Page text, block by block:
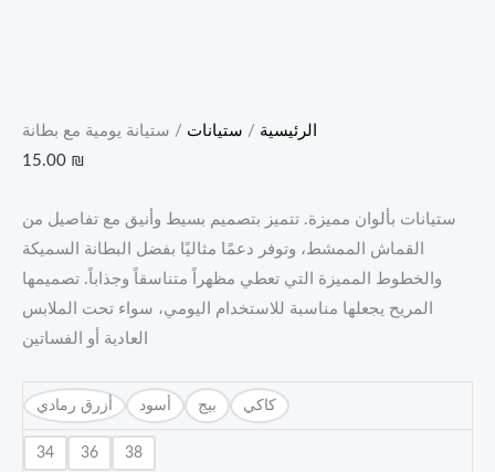
الرئيسية / ستيانات / ستيانة يومية مع بطانة
15.00 ₪
ستيانات بألوان مميزة. تتميز بتصميم بسيط وأنيق مع تفاصيل من
القماش الممشط، وتوفر دعمًا مثاليًا بفضل البطانة السميكة
والخطوط المميزة التي تعطي مظهراً متناسقاً وجذاباً. تصميمها
المريح يجعلها مناسبة للاستخدام اليومي، سواء تحت الملابس
العادية أو الفساتين
أزرق رمادي أسود بيج كاكي
34 36 38